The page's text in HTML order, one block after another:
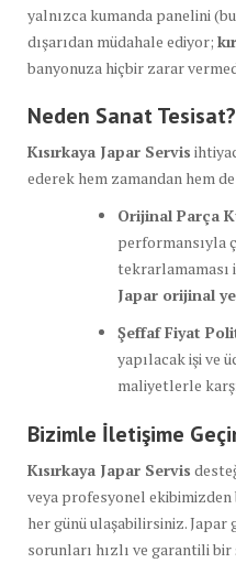
yalnızca kumanda panelini
dışarıdan müdahale ediyor;
banyonuza hiçbir zarar
Neden Sanat Tesisat?
Kısırkaya Japar Servis
ederek hem zamandan hem
Orijinal Parça
performansıyla
tekrarlamaması
Japar orijinal
Şeffaf Fiyat
yapılacak işi ve
maliyetlerle
Bizimle İletişime
Kısırkaya Japar Servis
veya profesyonel
her günü ulaşabilirsiniz.
sorunları hızlı ve garantili